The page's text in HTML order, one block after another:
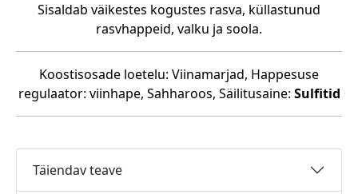
Sisaldab väikestes kogustes rasva, küllastunud
rasvhappeid, valku ja soola.
Koostisosade loetelu: Viinamarjad, Happesuse
regulaator: viinhape, Sahharoos, Säilitusaine: Sulfitid
Täiendav teave